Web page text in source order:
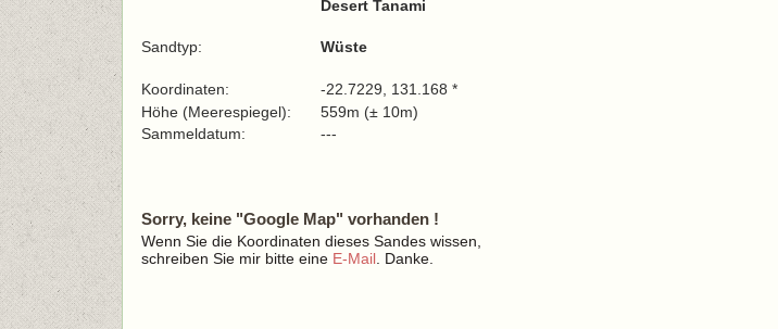
Desert Tanami
Sandtyp: Wüste
Koordinaten:
-22.7229, 131.168 *
Höhe (Meerespiegel):
559m (± 10m)
Sammeldatum:
---
Sorry, keine "Google Map" vorhanden !
Wenn Sie die Koordinaten dieses Sandes wissen,
schreiben Sie mir bitte eine E-Mail . Danke.